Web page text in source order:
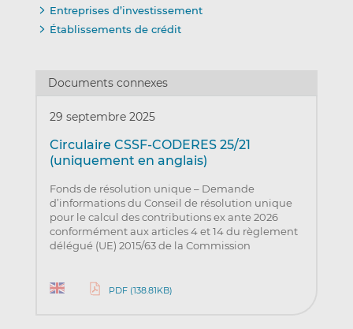
Entreprises d’investissement
Établissements de crédit
Documents connexes
29 septembre 2025
Circulaire CSSF-CODERES 25/21
(uniquement en anglais)
Fonds de résolution unique – Demande
d’informations du Conseil de résolution unique
pour le calcul des contributions ex ante 2026
conformément aux articles 4 et 14 du règlement
délégué (UE) 2015/63 de la Commission
PDF (138.81KB)